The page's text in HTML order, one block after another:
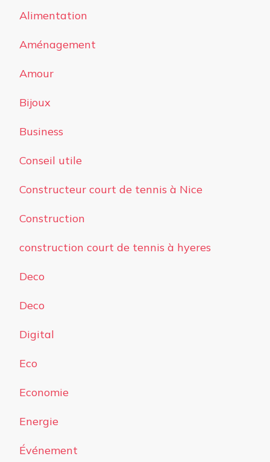
Alimentation
Aménagement
Amour
Bijoux
Business
Conseil utile
Constructeur court de tennis à Nice
Construction
construction court de tennis à hyeres
Deco
Deco
Digital
Eco
Economie
Energie
Événement